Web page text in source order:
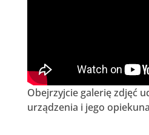
Obejrzyjcie galerię zdjęć
urządzenia i jego